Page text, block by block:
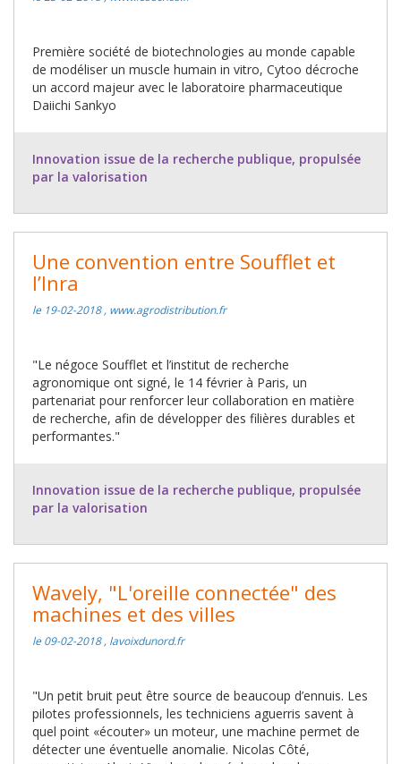
Première société de biotechnologies au monde capable
de modéliser un muscle humain in vitro, Cytoo décroche
un accord majeur avec le laboratoire pharmaceutique
Daiichi Sankyo
Innovation issue de la recherche publique, propulsée
par la valorisation
Une convention entre Soufflet et
l’Inra
le 19-02-2018 , www.agrodistribution.fr
"Le négoce Soufflet et l’institut de recherche
agronomique ont signé, le 14 février à Paris, un
partenariat pour renforcer leur collaboration en matière
de recherche, afin de développer des filières durables et
performantes."
Innovation issue de la recherche publique, propulsée
par la valorisation
Wavely, "L'oreille connectée" des
machines et des villes
le 09-02-2018 , lavoixdunord.fr
"Un petit bruit peut être source de beaucoup d’ennuis. Les
pilotes professionnels, les techniciens aguerris savent à
quel point «écouter» un moteur, une machine permet de
détecter une éventuelle anomalie. Nicolas Côté,